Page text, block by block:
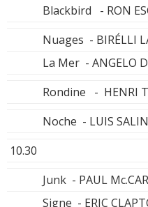
Blackbird - RON
Nuages - BIRÉLLI
La Mer - ANGELO
Rondine - HENRI
Noche - LUIS
10.30
Junk - PAUL
Signe - ERIC